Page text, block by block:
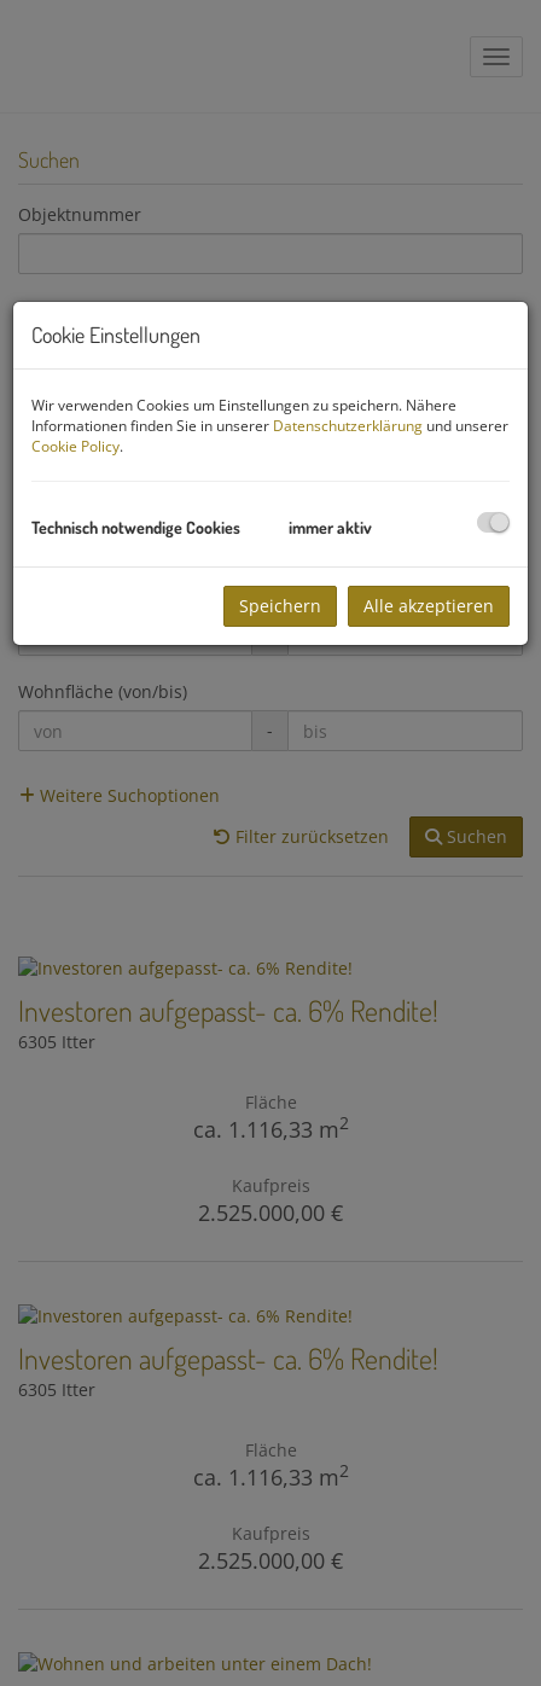
Suchen
Objektnummer
Vermarktungsart
Alle
Miete
Objektart
-
Wohnfläche (von/bis)
-
Weitere Suchoptionen
Filter zurücksetzen
Suchen
Investoren aufgepasst- ca. 6% Rendite!
6305 Itter
Fläche
ca. 1.116,33 m2
Kaufpreis
2.525.000,00 €
Investoren aufgepasst- ca. 6% Rendite!
6305 Itter
Fläche
ca. 1.116,33 m2
Kaufpreis
2.525.000,00 €
Cookie Einstellungen
Wir verwenden Cookies um Einstellungen zu speichern. Nähere
Informationen finden Sie in unserer Datenschutzerklärung und unserer
Cookie Policy.
Technisch notwendige Cookies immer aktiv
Speichern Alle akzeptieren